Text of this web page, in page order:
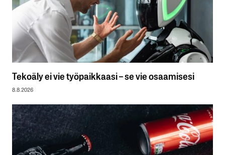
Tekoäly ei vie työpaikkaasi – se vie osaamisesi
8.8.2026